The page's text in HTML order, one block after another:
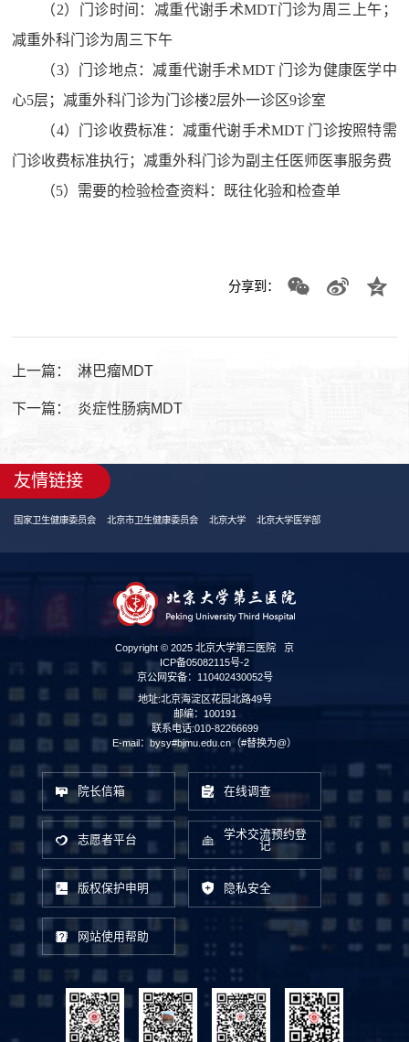
（2）门诊时间：减重代谢手术MDT门诊为周三上午；
减重外科门诊为周三下午
（3）门诊地点：减重代谢手术MDT 门诊为健康医学中
心5层；减重外科门诊为门诊楼2层外一诊区9诊室
（4）门诊收费标准：减重代谢手术MDT 门诊按照特需
门诊收费标准执行；减重外科门诊为副主任医师医事服务费
（5）需要的检验检查资料：既往化验和检查单
分享到：
上一篇： 淋巴瘤MDT
下一篇： 炎症性肠病MDT
友情链接
国家卫生健康委员会 北京市卫生健康委员会 北京大学 北京大学医学部
Copyright © 2025 北京大学第三医院
京
ICP备05082115号-2
京公网安备：110402430052号
地址:北京海淀区花园北路49号
邮编：100191
联系电话:010-82266699
E-mail：bysy#bjmu.edu.cn（#替换为@）
院长信箱 在线调查
志愿者平台
学术交流预约登
记
版权保护申明 隐私安全
网站使用帮助